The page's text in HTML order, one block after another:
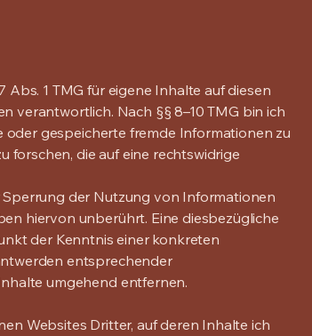
1 TMG für eigene Inhalte auf diesen
verantwortlich. Nach §§ 8–10 TMG bin ich
gespeicherte fremde Informationen zu
forschen, die auf eine rechtswidrige
der Nutzung von Informationen
hiervon unberührt. Eine diesbezügliche
der Kenntnis einer konkreten
entsprechender
umgehend entfernen.
Websites Dritter, auf deren Inhalte ich